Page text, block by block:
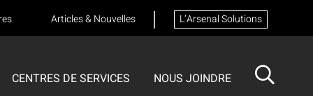
Articles & Nouvelles L’Arsenal Solutions
CENTRES DE SERVICES NOUS JOINDRE